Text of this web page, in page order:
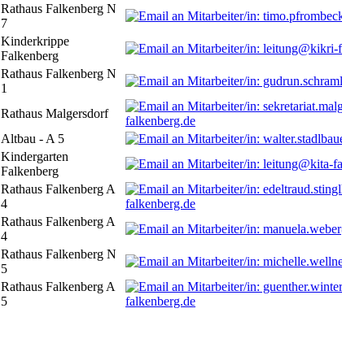
Rathaus Falkenberg N
7
Kinderkrippe
Falkenberg
Rathaus Falkenberg N
1
Rathaus Malgersdorf
falkenberg.de
Altbau - A 5
Kindergarten
Falkenberg
Rathaus Falkenberg A
4
falkenberg.de
Rathaus Falkenberg A
4
Rathaus Falkenberg N
5
Rathaus Falkenberg A
5
falkenberg.de